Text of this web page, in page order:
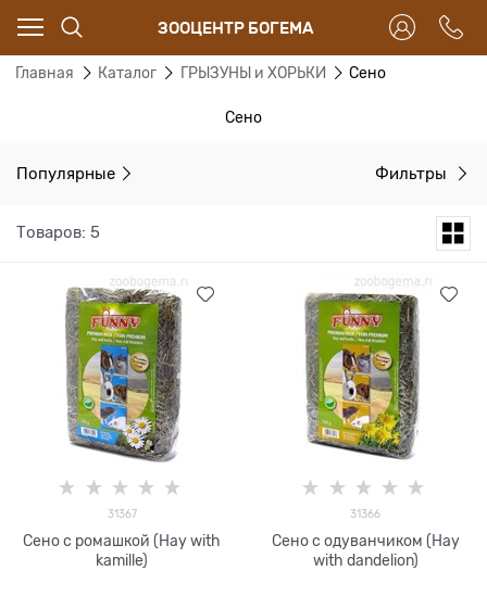
ЗООЦЕНТР БОГЕМА
Главная Каталог ГРЫЗУНЫ и ХОРЬКИ Сено
Сено
Популярные Фильтры
Товаров: 5
31367
Сено с ромашкой (Hay with
kamille)
31366
Сено с одуванчиком (Hay
with dandelion)